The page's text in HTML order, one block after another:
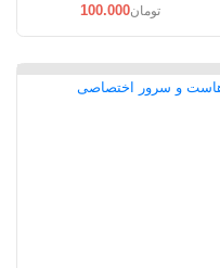
تومان100.000